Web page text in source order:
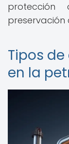
preservación
Tipos
en la